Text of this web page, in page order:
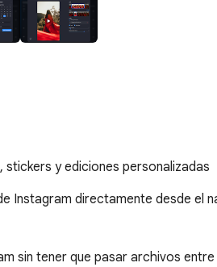
y ediciones personalizadas
Instagram directamente desde el
sin tener que pasar archivos entre